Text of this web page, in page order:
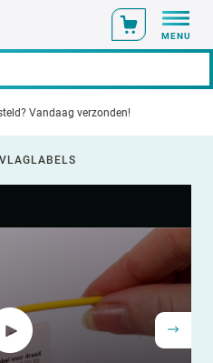
MENU
Vandaag verzonden!
VLAGLABELS